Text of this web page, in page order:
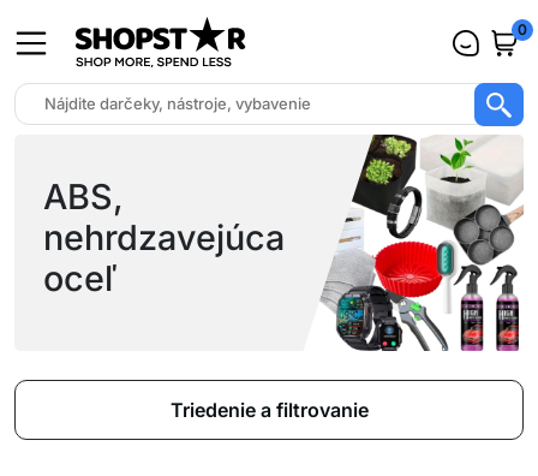
0
ABS,
nehrdzavejúca
oceľ
Triedenie a filtrovanie